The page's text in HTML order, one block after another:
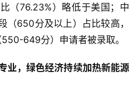
（76.23%）略低于美国；中
（650分及以上）占比较高，
649分）申请者被录取。
业，绿色经济持续加热新能源